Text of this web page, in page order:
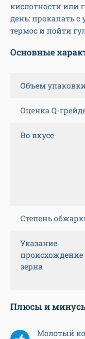
кислотности или
день: прокапать
термос и пойти
Основные
Объем
Оценка Q-
Во вкусе
Степень
Указание
происхождение
зерна
Плюсы и
Молотый